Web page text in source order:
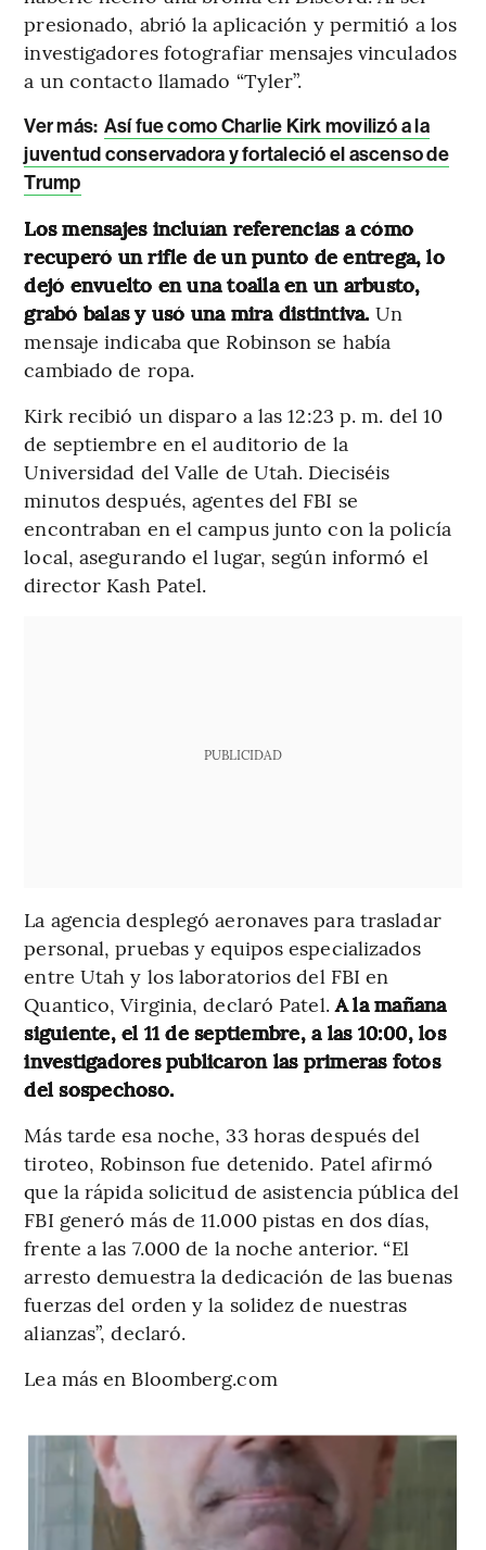
presionado, abrió la aplicación y permitió a los
investigadores fotografiar mensajes vinculados
a un contacto llamado “Tyler”.
Ver más: Así fue como Charlie Kirk movilizó a la
juventud conservadora y fortaleció el ascenso de
Trump
Los mensajes incluían referencias a cómo
recuperó un rifle de un punto de entrega, lo
dejó envuelto en una toalla en un arbusto,
grabó balas y usó una mira distintiva. Un
mensaje indicaba que Robinson se había
cambiado de ropa.
Kirk recibió un disparo a las 12:23 p. m. del 10
de septiembre en el auditorio de la
Universidad del Valle de Utah. Dieciséis
minutos después, agentes del FBI se
encontraban en el campus junto con la policía
local, asegurando el lugar, según informó el
director Kash Patel.
PUBLICIDAD
La agencia desplegó aeronaves para trasladar
personal, pruebas y equipos especializados
entre Utah y los laboratorios del FBI en
Quantico, Virginia, declaró Patel.A la mañana
siguiente, el 11 de septiembre, a las 10:00, los
investigadores publicaron las primeras fotos
del sospechoso.
Más tarde esa noche, 33 horas después del
tiroteo, Robinson fue detenido. Patel afirmó
que la rápida solicitud de asistencia pública del
FBI generó más de 11.000 pistas en dos días,
frente a las 7.000 de la noche anterior. “El
arresto demuestra la dedicación de las buenas
fuerzas del orden y la solidez de nuestras
alianzas”, declaró.
Lea más en Bloomberg.com